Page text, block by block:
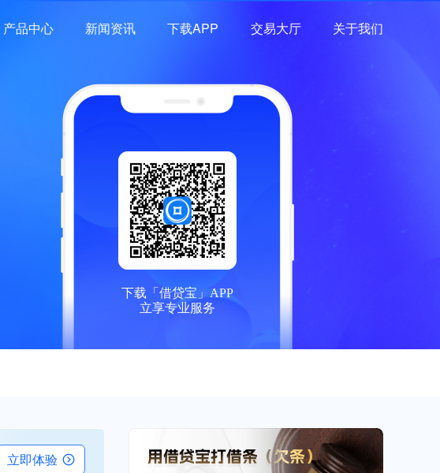
产品中心 新闻资讯 下载APP 交易大厅 关于我们
下载「借贷宝」APP
立享专业服务
立即体验